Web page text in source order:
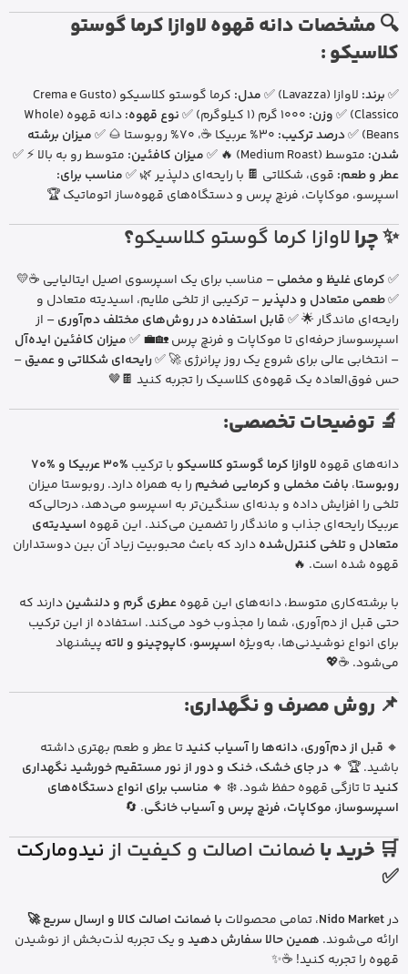
🔍 مشخصات دانه قهوه لاوازا کرما گوستو
کلاسیکو :
✅برند: لاوازا (Lavazza) ✅ مدل:
کرما گوستو کلاسیکو (Crema e Gusto
Classico) ✅
وزن: نوع قهوه:
دانه قهوه (Whole
Beans) ✅
درصد ترکیب:
میزان برشته
شدن: متوسط (Medium Roast) 🔥 ✅ میزان کافئین: متوسط رو به بالا ⚡ ✅
عطر و طعم: قوی، شکلاتی 🍫 با رایحه‌ای دلپذیر 🌿 ✅مناسب برای:
اسپرسو، موکاپات، فرنچ پرس و دستگاه‌های قهوه‌ساز اتوماتیک 🏆
✨ چرالاوازا کرما گوستو کلاسیکو؟
✅کرمای غلیظ و مخملی– مناسب برای یک اسپرسوی اصیل ایتالیایی ☕💛
✅طعمی متعادل و دلپذیر– ترکیبی از تلخی ملایم، اسیدیته متعادل و
رایحه‌ای ماندگار 🌟 ✅قابل استفاده در روش‌های مختلف دم‌آوری– از
اسپرسوساز حرفه‌ای تا موکاپات و فرنچ پرس 🏡💼 ✅میزان کافئین ایده‌آل
– انتخابی عالی برای شروع یک روز پرانرژی 🚀 ✅رایحه‌ای شکلاتی و عمیق–
حس فوق‌العاده یک قهوه‌ی کلاسیک را تجربه کنید 🍫🤎
🔬 توضیحات تخصصی:
دانه‌های قهوه لاوازا کرما گوستو کلاسیکو با ترکیب
%30 عربیکا و %70
روبوستا، بافت مخملی و کرمایی ضخیم را به همراه دارد. روبوستا میزان
تلخی را افزایش داده و بدنه‌ای سنگین‌تر به اسپرسو می‌دهد، درحالی‌که
عربیکا رایحه‌ای جذاب و ماندگار را تضمین می‌کند. این قهوه اسیدیته‌ی
متعادل وتلخی کنترل‌شدهدارد که باعث محبوبیت زیاد آن بین دوستداران
قهوه شده است. 🔥
با برشته‌کاری متوسط، دانه‌های این قهوهعطری گرم و دلنشیندارند که
حتی قبل از دم‌آوری، شما را مجذوب خود می‌کند. استفاده از این ترکیب
برای انواع نوشیدنی‌ها، به‌ویژه اسپرسو، کاپوچینو و لاته پیشنهاد
می‌شود. ☕💖
📌 روش مصرف و نگهداری:
🔸 قبل از دم‌آوری، دانه‌ها را آسیاب کنیدتا عطر و طعم بهتری داشته
باشید. 🏆 🔸 در جای خشک، خنک و دور از نور مستقیم خورشید نگهداری
کنیدتا تازگی قهوه حفظ شود. ❄️ 🔸 مناسب برای انواع دستگاه‌های
اسپرسوساز، موکاپات، فرنچ پرس و آسیاب خانگی. 🔄
🛒 خرید باضمانت اصالت و کیفیت ازنیدومارکت
✅
درNido Market، تمامی محصولات با ضمانت اصالت کالا و ارسال سریع 🚀
ارائه می‌شوند. همین حالا سفارش دهیدو یک تجربه لذت‌بخش از نوشیدن
قهوه را تجربه کنید! ☕✨